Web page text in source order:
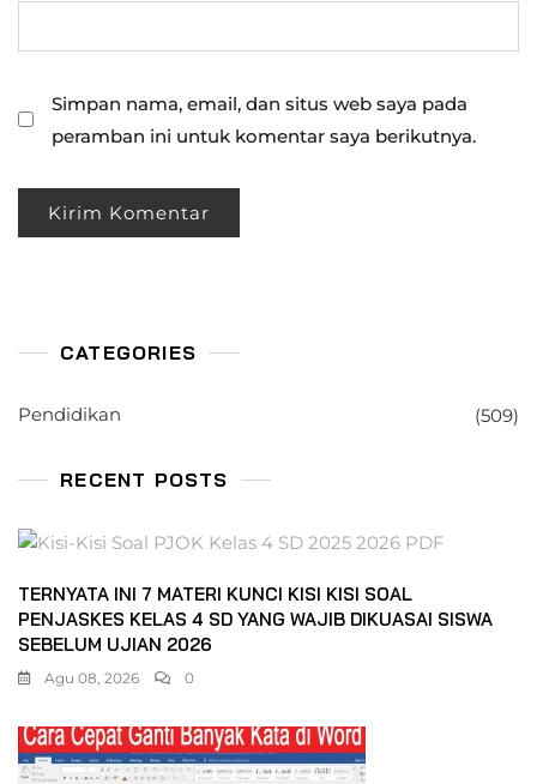
Simpan nama, email, dan situs web saya pada
peramban ini untuk komentar saya berikutnya.
CATEGORIES
Pendidikan (509)
RECENT POSTS
TERNYATA INI 7 MATERI KUNCI KISI KISI SOAL
PENJASKES KELAS 4 SD YANG WAJIB DIKUASAI SISWA
SEBELUM UJIAN 2026
Agu 08, 2026 0